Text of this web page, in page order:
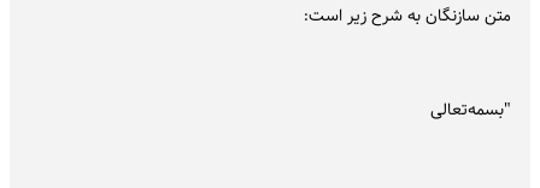
متن سازنگان به شرح زیر است:
"بسمه‌تعالی